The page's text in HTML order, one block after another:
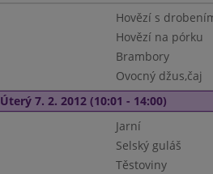
Hovězí s
Hovězí na pórku
Brambory
Ovocný džus,čaj
Úterý 7. 2. 2012 (10:01 - 14:00)
Jarní
Selský guláš
Těstoviny